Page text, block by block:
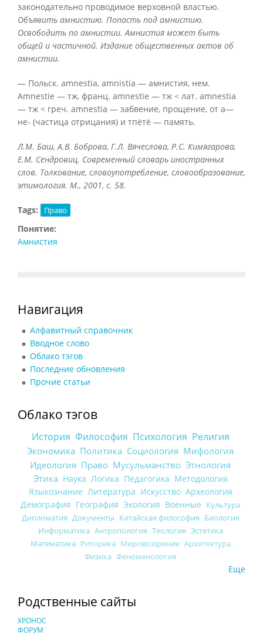
законодательно проводимое верховной властью.
Объявить амнистию. Попасть под амнистию.
Освободить по амнистии. Амнистия может быть
общей и частичной. Издание общественных актов об
амнистии.
— Польск. amnestia, amnistia — амнистия, нем.
Amnestie — тж, франц. amnestie — тж < лат. amnestia
— тж < греч. amnestia — забвение, прощение, от а—
не- (частица отрицания) и тпётё — память.
Л.М. Баш, А.В. Боброва, Г.Л. Вячеслова, Р.С. Кимягарова,
Е.М. Сендровиц. Современный словарь иностранных
слов. Толкование, словоупотребление, словообразование,
этимология. М., 2001, с. 58.
Tags: Право
Понятие:
Амнистия
Навигация
Алфавитный справочник
Вводное слово
Облако тэгов
Последние обновления
Прочие статьи
Облако тэгов
История Философия Психология Религия
Экономика Политика Социология Мифология
Идеология Право Мусульманство Этнология
Этика Наука Логика Педагогика Методология
Языкознание Литература Искусство Археология
Демография География Экология Военные Культура
Дипломатия Документы Китайская философия Биология
Информатика Антропология Теология Эстетика
Математика Риторика Мировоззрение Архитектура
Физика Феноменология
Еще
Родственные сайты
ХРОНОС
ФОРУМ